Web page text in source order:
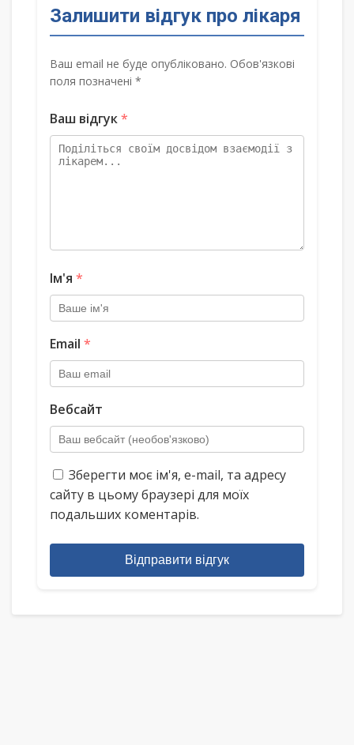
Залишити відгук про лікаря
Ваш email не буде опубліковано. Обов'язкові
поля позначені *
Ваш відгук*
Ім'я *
Email *
Вебсайт
Зберегти моє ім'я, e-mail, та адресу
сайту в цьому браузері для моїх
подальших коментарів.
Відправити відгук